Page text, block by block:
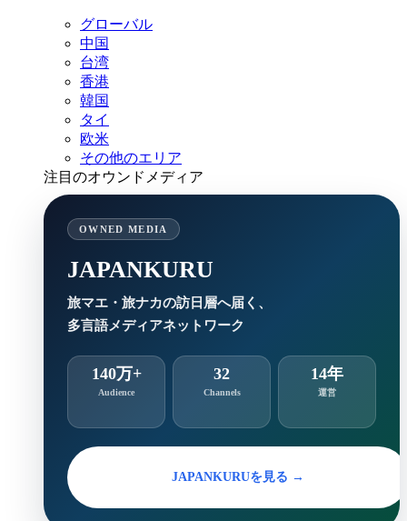
グローバル
中国
台湾
香港
韓国
タイ
欧米
その他のエリア
注目のオウンドメディア
OWNED MEDIA
JAPANKURU
旅マエ・旅ナカの訪日層へ届く、
多言語メディアネットワーク
140万+
Audience
32
Channels
14年
運営
JAPANKURUを見る →